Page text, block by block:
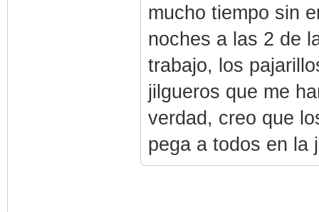
mucho tiempo sin
noches a las 2 de
trabajo, los
jilgueros que me
verdad, creo que
pega a todos en la